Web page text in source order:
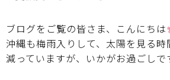
ブログをご覧の皆さま、こんにちは
沖縄も梅雨入りして、太陽を見る時
減っていますが、いかがお過ごしで